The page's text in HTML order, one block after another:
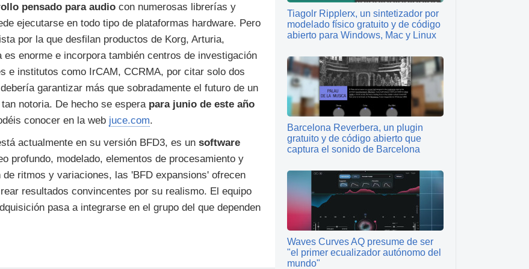
pensado para audio con numerosas librerías y
ejecutarse en todo tipo de plataformas hardware. Pero
por la que desfilan productos de Korg, Arturia,
enorme e incorpora también centros de investigación
e institutos como IrCAM, CCRMA, por citar solo dos
debería garantizar más que sobradamente el futuro de un
notoria. De hecho se espera para junio de este año
conocer en la web juce.com.
actualmente en su versión BFD3, es un software
profundo, modelado, elementos de procesamiento y
ritmos y variaciones, las 'BFD expansions' ofrecen
resultados convincentes por su realismo. El equipo
pasa a integrarse en el grupo del que dependen
Tiagolr Ripplerx, un sintetizador por
modelado físico gratuito y de código
abierto para Windows, Mac y Linux
Barcelona Reverbera, un plugin
gratuito y de código abierto que
captura el sonido de Barcelona
Waves Curves AQ presume de ser
"el primer ecualizador autónomo del
mundo"